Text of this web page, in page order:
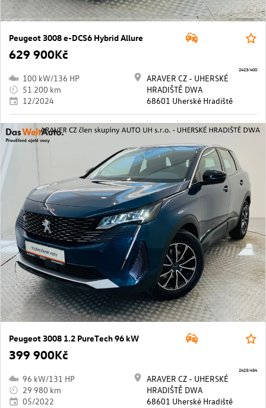
Peugeot 3008 e-DCS6 Hybrid Allure
629 900Kč
100 kW/136 HP
51 200 km
12/2024
ARAVER CZ - UHERSKÉ
HRADIŠTĚ DWA
68601 Uherské Hradiště
2423/400
Peugeot 3008 1.2 PureTech 96 kW
399 900Kč
96 kW/131 HP
29 980 km
05/2022
ARAVER CZ - UHERSKÉ
HRADIŠTĚ DWA
68601 Uherské Hradiště
2423/434